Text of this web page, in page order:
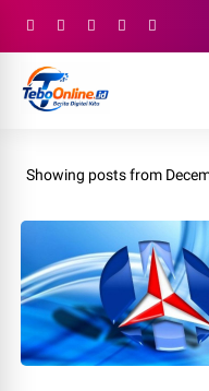
Showing posts from